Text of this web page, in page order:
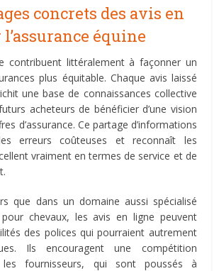
concrets des avis en
équine
contribuent littéralement à façonner un
plus équitable. Chaque avis laissé
une base de connaissances collective
acheteurs de bénéficier d’une vision
d’assurance. Ce partage d’informations
erreurs coûteuses et reconnaît les
vraiment en termes de service et de
que dans un domaine aussi spécialisé
pour chevaux, les avis en ligne peuvent
des polices qui pourraient autrement
Ils encouragent une compétition
les fournisseurs, qui sont poussés à